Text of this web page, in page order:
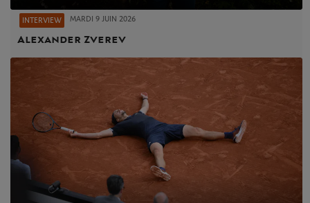
INTERVIEW MARDI 9 JUIN 2026
Alexander Zverev